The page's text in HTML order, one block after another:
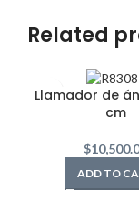
Related
Llamador de
cm
$
ADD TO